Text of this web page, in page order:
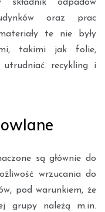
składnik odpadów
oraz prac
te nie były
takimi jak folie,
recykling i
są głównie do
wrzucania do
pod warunkiem, że
grupy należą m.in.